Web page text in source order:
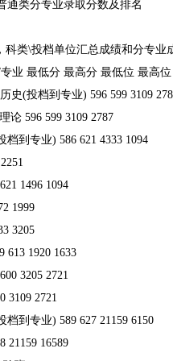
通类分专业录取分数及排名
科类\投档单位汇总成绩和分专业
业 最低分 最高分 最低位 最高位
史(投档到专业) 596 599 3109
论 596 599 3109 2787
档到专业) 586 621 4333 1094
2251
621 1496 1094
1999
3205
613 1920 1633
600 3205 2721
3109 2721
档到专业) 589 627 21159 6150
21159 16589